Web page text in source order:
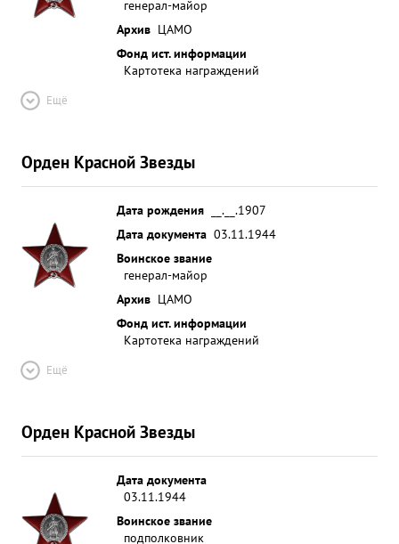
генерал-майор
Архив ЦАМО
Фонд ист. информации
Картотека награждений
Ещё
Орден Красной Звезды
Дата рождения
__.__.1907
Дата документа 03.11.1944
Воинское звание
генерал-майор
Архив ЦАМО
Фонд ист. информации
Картотека награждений
Ещё
Орден Красной Звезды
Дата документа
03.11.1944
Воинское звание
подполковник